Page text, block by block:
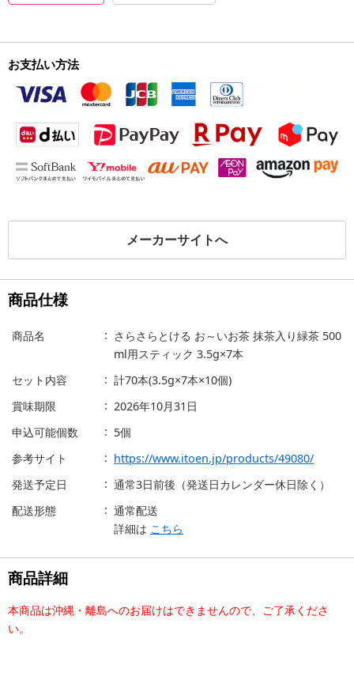
お支払い方法
メーカーサイトへ
商品仕様
商品名
さらさらとける お～いお茶 抹茶入り緑茶 500
ml用スティック 3.5g×7本
セット内容
計70本(3.5g×7本×10個)
賞味期限
2026年10月31日
申込可能個数
5個
参考サイト
https://www.itoen.jp/products/49080/
発送予定日
通常3日前後（発送日カレンダー休日除く）
配送形態
通常配送
詳細は こちら
商品詳細
本商品は沖縄・離島へのお届けはできませんので、ご了承くださ
い。